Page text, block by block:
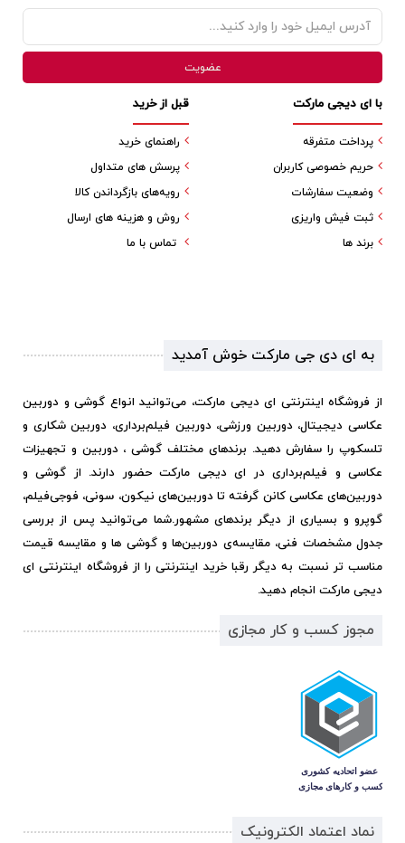
قبل از خرید
راهنمای خرید
پرسش های متداول
رویه‌های بازگرداندن کالا
روش و هزینه های ارسال
تماس با ما
با ای دیجی مارکت
پرداخت متفرقه
حریم خصوصی کاربران
وضعیت سفارشات
ثبت فیش واریزی
برند ها
به ای دی جی مارکت خوش آمدید
از فروشگاه اینترنتی ای دیجی مارکت، می‌توانید انواع گوشی و دوربین
عکاسی دیجیتال، دوربین ورزشی، دوربین فیلم‌برداری، دوربین شکاری و
تلسکوپ را سفارش دهید. برندهای مختلف گوشی ، دوربین و تجهیزات
عکاسی و فیلم‌برداری در ای دیجی مارکت حضور دارند. از گوشی و
دوربین‌های عکاسی کانن گرفته تا دوربین‌های نیکون، سونی، فوجی‌فیلم،
گوپرو و بسیاری از دیگر برندهای مشهور.شما می‌توانید پس از بررسی
جدول مشخصات فنی، مقایسه‌ی دوربین‌ها و گوشی ها و مقایسه قیمت
مناسب تر نسبت به دیگر رقبا خرید اینترنتی را از فروشگاه اینترنتی ای
دیجی مارکت انجام دهید.
مجوز کسب و کار مجازی
نماد اعتماد الکترونیک